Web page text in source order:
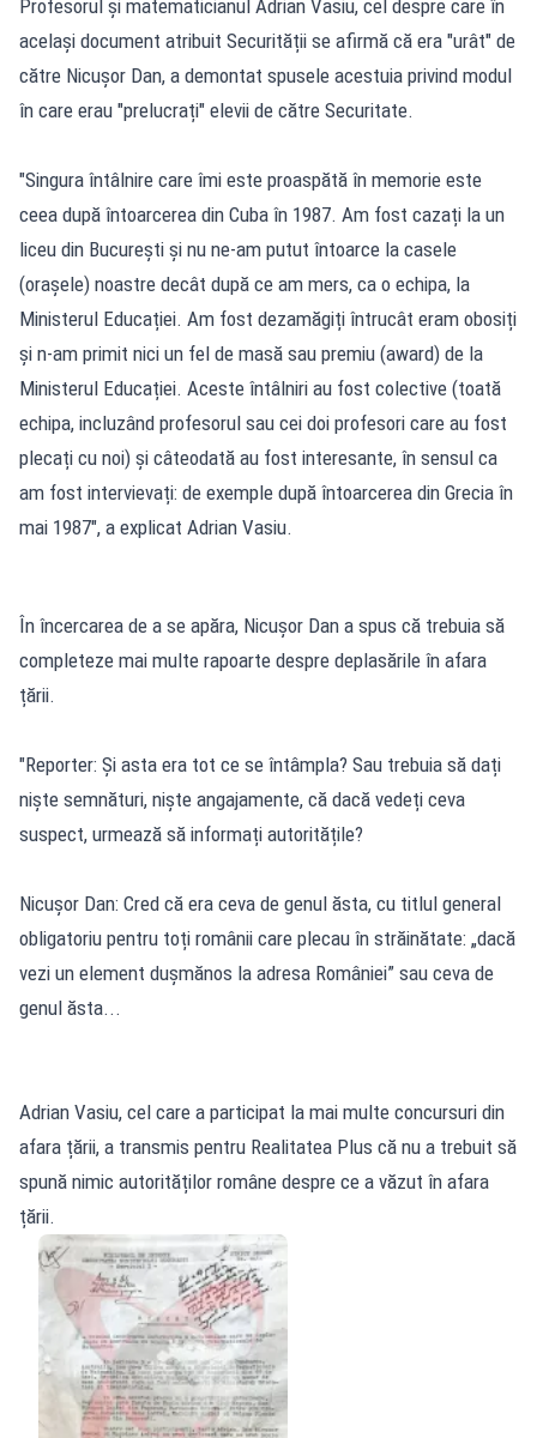
Profesorul și matematicianul Adrian Vasiu, cel despre care în
același document atribuit Securității se afirmă că era "urât" de
către Nicușor Dan, a demontat spusele acestuia privind modul
în care erau "prelucrați" elevii de către Securitate.
"Singura întâlnire care îmi este proaspătă în memorie este
ceea după întoarcerea din Cuba în 1987. Am fost cazați la un
liceu din București și nu ne-am putut întoarce la casele
(orașele) noastre decât după ce am mers, ca o echipa, la
Ministerul Educației. Am fost dezamăgiți întrucât eram obosiți
și n-am primit nici un fel de masă sau premiu (award) de la
Ministerul Educației. Aceste întâlniri au fost colective (toată
echipa, incluzând profesorul sau cei doi profesori care au fost
plecați cu noi) și câteodată au fost interesante, în sensul ca
am fost intervievați: de exemple după întoarcerea din Grecia în
mai 1987", a explicat Adrian Vasiu.
În încercarea de a se apăra, Nicușor Dan a spus că trebuia să
completeze mai multe rapoarte despre deplasările în afara
țării.
"Reporter: Și asta era tot ce se întâmpla? Sau trebuia să dați
niște semnături, niște angajamente, că dacă vedeți ceva
suspect, urmează să informați autoritățile?
Nicușor Dan: Cred că era ceva de genul ăsta, cu titlul general
obligatoriu pentru toți românii care plecau în străinătate: „dacă
vezi un element dușmănos la adresa României” sau ceva de
genul ăsta...
Adrian Vasiu, cel care a participat la mai multe concursuri din
afara țării, a transmis pentru Realitatea Plus că nu a trebuit să
spună nimic autorităților române despre ce a văzut în afara
țării.